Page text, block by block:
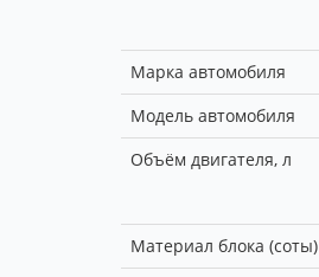
Марка автомобиля
Модель автомобиля
Объём двигателя, л
Материал блока (соты)